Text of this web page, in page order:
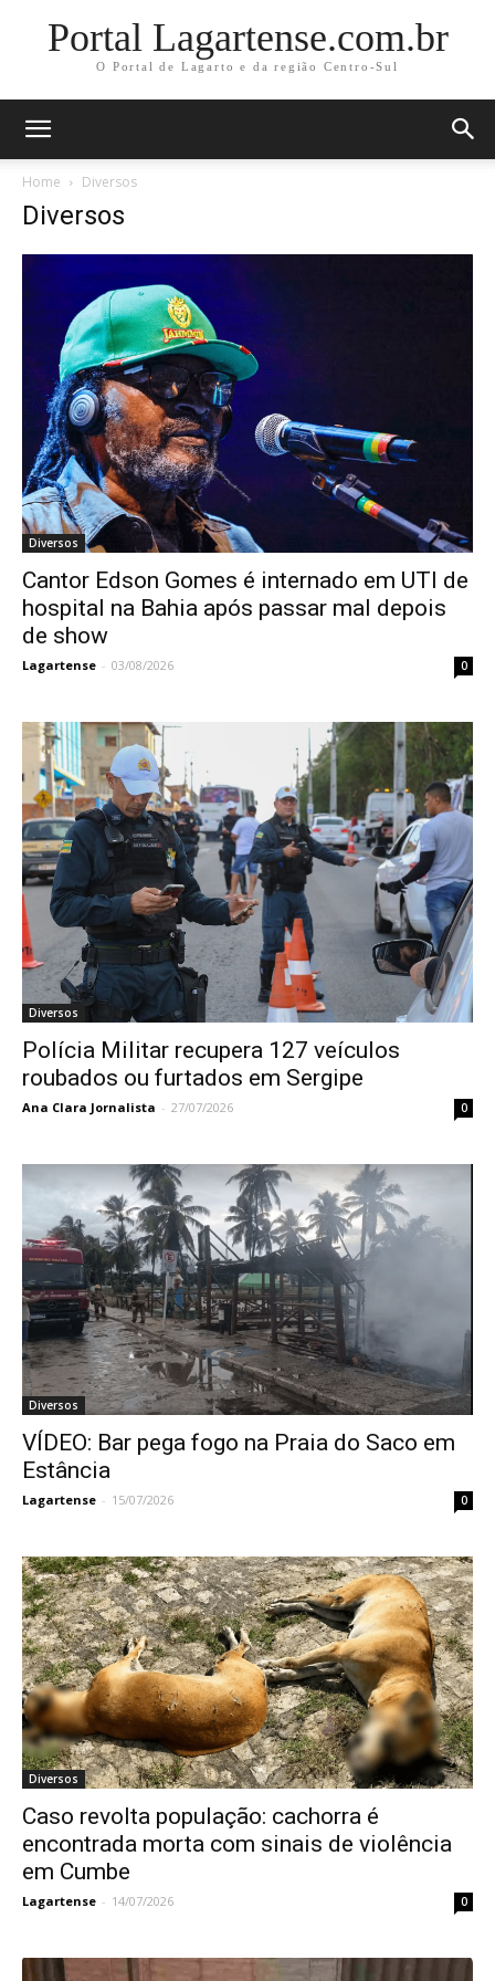
Portal Lagartense.com.br
O Portal de Lagarto e da região Centro-Sul
Home Diversos
Diversos
Diversos
Cantor Edson Gomes é internado em UTI de
hospital na Bahia após passar mal depois
de show
Lagartense - 03/08/2026 0
Diversos
Polícia Militar recupera 127 veículos
roubados ou furtados em Sergipe
Ana Clara Jornalista - 27/07/2026 0
Diversos
VÍDEO: Bar pega fogo na Praia do Saco em
Estância
Lagartense - 15/07/2026 0
Diversos
Caso revolta população: cachorra é
encontrada morta com sinais de violência
em Cumbe
Lagartense - 14/07/2026 0